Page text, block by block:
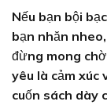
Nếu bạn bội
bạn nhăn
đừng mong
yêu là cảm xúc
cuốn sách dày